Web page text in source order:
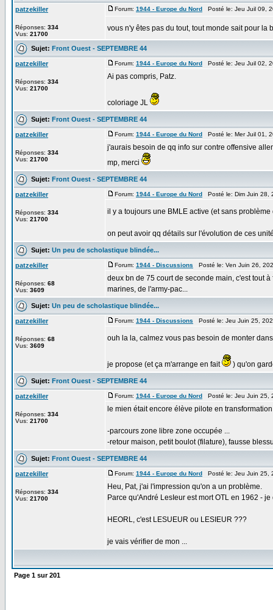
patzekiller
Réponses: 334
Vus: 21700
Forum: 1944 - Europe du Nord Posté le: Jeu Juil 09,
vous n'y êtes pas du tout, tout monde sait pour
Sujet: Front Ouest - SEPTEMBRE 44
patzekiller
Réponses: 334
Vus: 21700
Forum: 1944 - Europe du Nord Posté le: Jeu Juil 02,
Ai pas compris, Patz.
coloriage JL
Sujet: Front Ouest - SEPTEMBRE 44
patzekiller
Réponses: 334
Vus: 21700
Forum: 1944 - Europe du Nord Posté le: Mer Juil 01,
j'aurais besoin de qq info sur contre offensive
mp, merci
Sujet: Front Ouest - SEPTEMBRE 44
patzekiller
Réponses: 334
Vus: 21700
Forum: 1944 - Europe du Nord Posté le: Dim Juin
il y a toujours une BMLE active (et sans
on peut avoir qq détails sur l'évolution de ces
Sujet: Un peu de scholastique blindée...
patzekiller
Réponses: 68
Vus: 3609
Forum: 1944 - Discussions Posté le: Ven Juin 26,
deux bn de 75 court de seconde main, c'est tout
marines, de l'army-pac...
Sujet: Un peu de scholastique blindée...
patzekiller
Réponses: 68
Vus: 3609
Forum: 1944 - Discussions Posté le: Jeu Juin 25,
ouh la la, calmez vous pas besoin de monter
je propose (et ça m'arrange en fait ) qu'on
Sujet: Front Ouest - SEPTEMBRE 44
patzekiller
Réponses: 334
Vus: 21700
Forum: 1944 - Europe du Nord Posté le: Jeu Juin
le mien était encore élève pilote en
-parcours zone libre zone occupée ...
-retour maison, petit boulot (filature), fausse
Sujet: Front Ouest - SEPTEMBRE 44
patzekiller
Réponses: 334
Vus: 21700
Forum: 1944 - Europe du Nord Posté le: Jeu Juin
Heu, Pat, j'ai l'impression qu'on a un problème.
Parce qu'André LesIeur est mort OTL en 1962 -
HEORL, c'est LESUEUR ou LESIEUR ???
je vais vérifier de mon ...
Page 1 sur201